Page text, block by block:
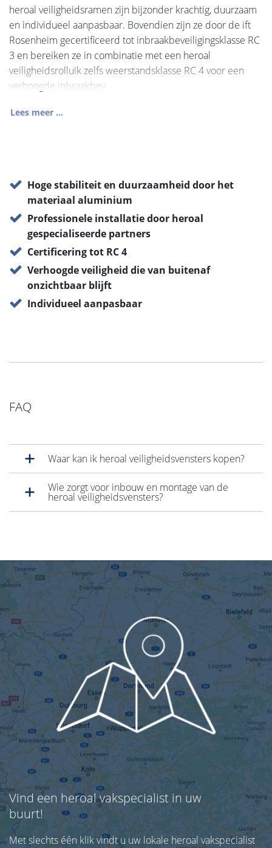
heroal veiligheidsramen zijn bijzonder krachtig, duurzaam
en individueel aanpasbaar. Bovendien zijn ze door de ift
Rosenheim gecertificeerd tot inbraakbeveiligingsklasse RC
3 en bereiken ze in combinatie met een heroal
veiligheidsrolluik zelfs weerstandsklasse RC 4 voor een
verhoogde inbraakbev
Lees meer ...
Hoge stabiliteit en duurzaamheid door het
materiaal aluminium
Professionele installatie door heroal
gespecialiseerde partners
Certificering tot RC 4
Verhoogde veiligheid die van buitenaf
onzichtbaar blijft
Individueel aanpasbaar
FAQ
Waar kan ik heroal veiligheidsvensters kopen?
Wie zorgt voor inbouw en montage van de
heroal veiligheidsvensters?
Vind een heroal vakspecialist in uw
buurt!
Met slechts één klik vindt u uw lokale heroal vakspecialist